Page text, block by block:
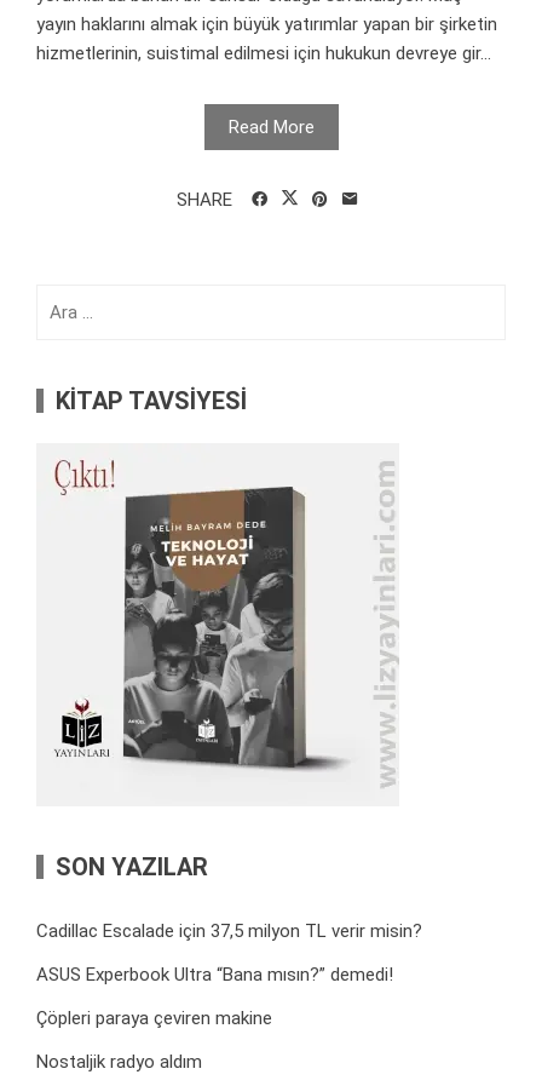
yayın haklarını almak için büyük yatırımlar yapan bir şirketin
hizmetlerinin, suistimal edilmesi için hukukun devreye gir...
Read More
SHARE
KİTAP TAVSİYESİ
SON YAZILAR
Cadillac Escalade için 37,5 milyon TL verir misin?
ASUS Experbook Ultra “Bana mısın?” demedi!
Çöpleri paraya çeviren makine
Nostaljik radyo aldım